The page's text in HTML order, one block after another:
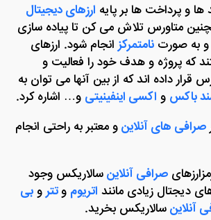
ها و پرداخت ها بر پایه ارزهای دیجیتال
متاورس تلاش می کن تا پیاده سازی
و به صورت نامتمرکزانجام شود. ارزهای
که پروژه و هدف خود را فعالیت و
داده اند که از بین آنها می توان به
باکس و اکسی اینفینیتی و… اشاره کرد.
صرافی های آنلاینو معتبر به راحتی انجام
صرافی آنلاینسالاریکس وجود
دیجتال زیادی مانند اتریوم وتتروبی
آنلاینسالاریکس بخرید.